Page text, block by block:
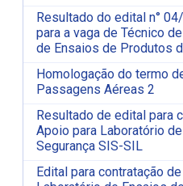
Resultado do edital n°
para a vaga de Técnico
de Ensaios de Produtos
Homologação do termo
Passagens Aéreas 2
Resultado de edital para
Apoio para Laboratório
Segurança SIS-SIL
Edital para contratação